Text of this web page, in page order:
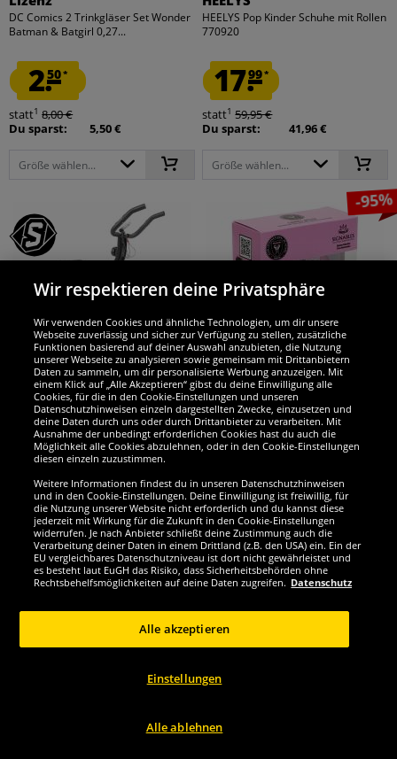
DC Comics 2 Trinkgläser Set Wonder
Batman & Batgirl 0,27...
2.50*
statt1 8,00 €
Du sparst:
5,50 €
Größe wählen...
HEELYS Pop Kinder Schuhe mit Rollen
770920
17.99*
statt1 59,95 €
Du sparst:
41,96 €
Größe wählen...
SPORTINATOR
SPORTINATOR X-Bike faltbarer
Heimtrainer schwarz
79.99*
Größe wählen...
-95%
SIGNABLES
Inter Miami Lionel Messi #10 Fußball
Sammlerstück 14 cm...
1.
statt1 24,99 €
Du sparst:
23,67 €
Größe wählen...
Wir respektieren deine Privatsphäre
Wir verwenden Cookies und ähnliche Technologien, um dir unsere
Webseite zuverlässig und sicher zur Verfügung zu stellen, zusätzliche
Funktionen basierend auf deiner Auswahl anzubieten, die Nutzung
unserer Webseite zu analysieren sowie gemeinsam mit Drittanbietern
Daten zu sammeln, um dir personalisierte Werbung anzuzeigen. Mit
einem Klick auf „Alle Akzeptieren“ gibst du deine Einwilligung alle
Cookies, für die in den Cookie-Einstellungen und unseren
Datenschutzhinweisen einzeln dargestellten Zwecke, einzusetzen und
deine Daten durch uns oder durch Drittanbieter zu verarbeiten. Mit
Ausnahme der unbedingt erforderlichen Cookies hast du auch die
Möglichkeit alle Cookies abzulehnen, oder in den Cookie-Einstellungen
diesen einzeln zuzustimmen.
Weitere Informationen findest du in unseren Datenschutzhinweisen
und in den Cookie-Einstellungen. Deine Einwilligung ist freiwillig, für
die Nutzung unserer Website nicht erforderlich und du kannst diese
jederzeit mit Wirkung für die Zukunft in den Cookie-Einstellungen
widerrufen. Je nach Anbieter schließt deine Zustimmung auch die
Verarbeitung deiner Daten in einem Drittland (z.B. den USA) ein. Ein der
EU vergleichbares Datenschutzniveau ist dort nicht gewährleistet und
es besteht laut EuGH das Risiko, dass Sicherheitsbehörden ohne
Rechtsbehelfsmöglichkeiten auf deine Daten zugreifen. Datenschutz
Einstellungen
Alle ablehnen
Alle akzeptieren